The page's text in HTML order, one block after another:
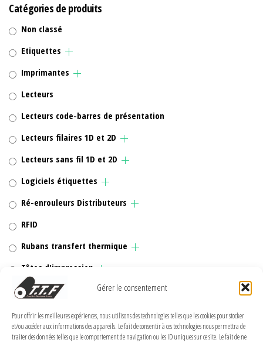
Gérer le consentement
Pour offrir les meilleures expériences, nous utilisons des technologies telles que les cookies pour stocker
et/ou accéder aux informations des appareils. Le fait de consentir à ces technologies nous permettra de
traiter des données telles que le comportement de navigation ou les ID uniques sur ce site. Le fait de ne
Catégories de produits
Non classé
Etiquettes
Imprimantes
Lecteurs
Lecteurs code-barres de présentation
Lecteurs filaires 1D et 2D
Lecteurs sans fil 1D et 2D
Logiciels étiquettes
Ré-enrouleurs Distributeurs
RFID
Rubans transfert thermique
Têtes d'impression
MENTIONS LÉGALES